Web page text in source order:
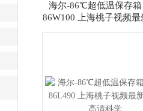
海尔-86℃超低温保存箱
86W100 上海桃子视频最